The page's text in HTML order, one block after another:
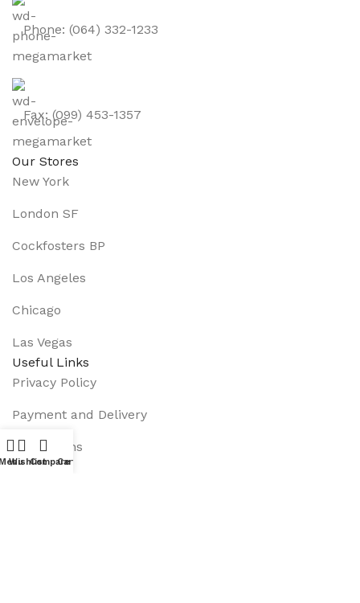
Phone: (064) 332-1233
Fax: (099) 453-1357
Our Stores
New York
London SF
Cockfosters BP
Los Angeles
Chicago
Las Vegas
Useful Links
Privacy Policy
Payment and Delivery
Promotions
WishlistCompare
Cart